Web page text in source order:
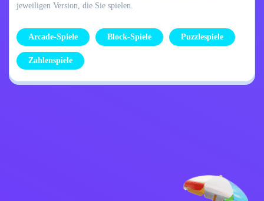
jeweiligen Version, die Sie spielen.
Arcade-Spiele Block-Spiele Puzzlespiele
Zahlenspiele